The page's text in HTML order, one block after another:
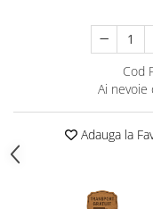
Cod
Ai nevoie
Adauga la